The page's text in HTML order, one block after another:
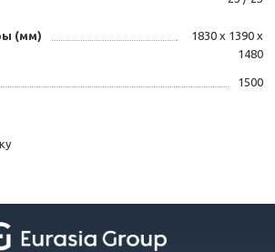
(мм)
1830 х 1390 х
1480
1500